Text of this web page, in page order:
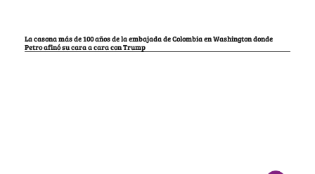
La casona más de 100 años de la embajada de Colombia en Washington donde
Petro afinó su cara a cara con Trump